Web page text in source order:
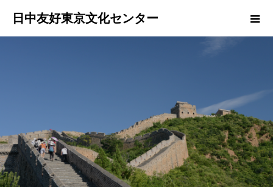
日中友好東京文化センター